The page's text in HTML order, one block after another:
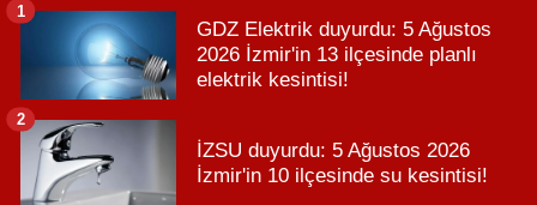
GDZ Elektrik duyurdu: 5 Ağustos
2026 İzmir'in 13 ilçesinde planlı
elektrik kesintisi!
1
İZSU duyurdu: 5 Ağustos 2026
İzmir'in 10 ilçesinde su kesintisi!
2